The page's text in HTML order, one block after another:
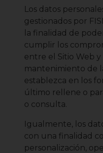
Los datos
gestionados por
la finalidad de
cumplir los
entre el Sitio Web y
mantenimiento de
establezca en los
último rellene o
o consulta.
Igualmente, los
con una finalidad
personalización,